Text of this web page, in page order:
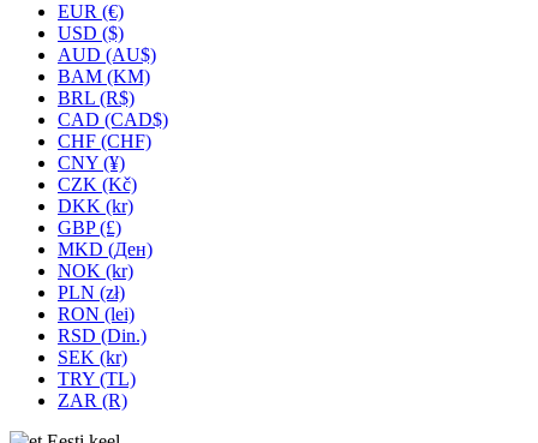
EUR (€)
USD ($)
AUD (AU$)
BAM (KM)
BRL (R$)
CAD (CAD$)
CHF (CHF)
CNY (¥)
CZK (Kč)
DKK (kr)
GBP (£)
MKD (Ден)
NOK (kr)
PLN (zł)
RON (lei)
RSD (Din.)
SEK (kr)
TRY (TL)
ZAR (R)